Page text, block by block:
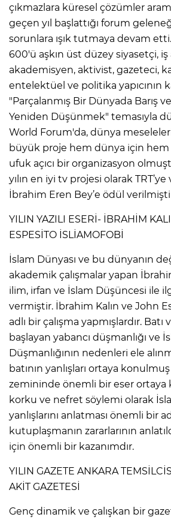
çıkmazlara küresel çözümler
geçen yıl başlattığı forum
sorunlara ışık tutmaya devam
600'ü aşkın üst düzey siyasetçi, iş
akademisyen, aktivist, gazeteci,
entelektüel ve politika yapıcının
"Parçalanmış Bir Dünyada Barış
Yeniden Düşünmek" temasıyla
World Forum'da, dünya meseleleri
büyük proje hem dünya için
ufuk açıcı bir organizasyon
yılın en iyi tv projesi olarak
İbrahim Eren Bey’e ödül
YILIN YAZILI ESERİ- İBRAHİM
ESPESİTO İSLİAMOFOBİ
İslam Dünyası ve bu dünyanın
akademik çalışmalar yapan
ilim, irfan ve İslam Düşüncesi ile
vermiştir. İbrahim Kalın ve John
adlı bir çalışma yapmışlardır. Batı
başlayan yabancı düşmanlığı ve
Düşmanlığının nedenleri ele
batının yanlışları ortaya
zemininde önemli bir eser ortaya
korku ve nefret söylemi olarak
yanlışlarını anlatması önemli bir
kutuplaşmanın zararlarının
için önemli bir kazanımdır.
YILIN GAZETE ANKARA
AKİT GAZETESİ
Genç dinamik ve çalışkan bir